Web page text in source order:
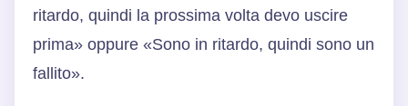
ritardo, quindi la prossima volta devo uscire
prima» oppure «Sono in ritardo, quindi sono un
fallito».